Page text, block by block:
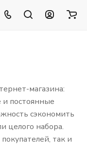
магазина:
постоянные
сэкономить
целого набора.
так и